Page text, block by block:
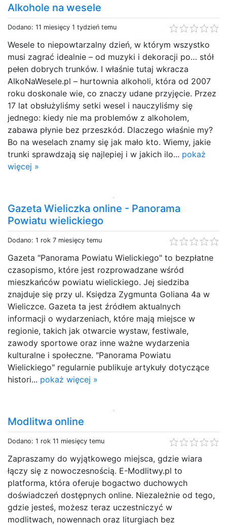
Alkohole na wesele
Dodano: 11 miesięcy 1 tydzień temu
Wesele to niepowtarzalny dzień, w którym wszystko
musi zagrać idealnie – od muzyki i dekoracji po… stół
pełen dobrych trunków. I właśnie tutaj wkracza
AlkoNaWesele.pl – hurtownia alkoholi, która od 2007
roku doskonale wie, co znaczy udane przyjęcie. Przez
17 lat obsłużyliśmy setki wesel i nauczyliśmy się
jednego: kiedy nie ma problemów z alkoholem,
zabawa płynie bez przeszkód. Dlaczego właśnie my?
Bo na weselach znamy się jak mało kto. Wiemy, jakie
trunki sprawdzają się najlepiej i w jakich ilo... pokaż
więcej »
Gazeta Wieliczka online - Panorama
Powiatu wielickiego
Dodano: 1 rok 7 miesięcy temu
Gazeta "Panorama Powiatu Wielickiego" to bezpłatne
czasopismo, które jest rozprowadzane wśród
mieszkańców powiatu wielickiego. Jej siedziba
znajduje się przy ul. Księdza Zygmunta Goliana 4a w
Wieliczce. Gazeta ta jest źródłem aktualnych
informacji o wydarzeniach, które mają miejsce w
regionie, takich jak otwarcie wystaw, festiwale,
zawody sportowe oraz inne ważne wydarzenia
kulturalne i społeczne. "Panorama Powiatu
Wielickiego" regularnie publikuje artykuły dotyczące
histori... pokaż więcej »
Modlitwa online
Dodano: 1 rok 11 miesięcy temu
Zapraszamy do wyjątkowego miejsca, gdzie wiara
łączy się z nowoczesnością. E-Modlitwy.pl to
platforma, która oferuje bogactwo duchowych
doświadczeń dostępnych online. Niezależnie od tego,
gdzie jesteś, możesz teraz uczestniczyć w
modlitwach, nowennach oraz liturgiach bez